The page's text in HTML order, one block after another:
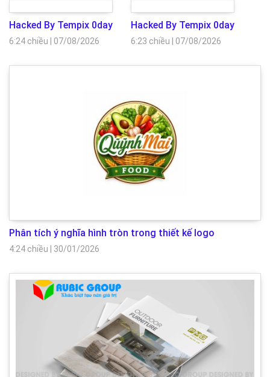
Hacked By Tempix 0day
6:24 chiều 07/08/2026
Hacked By Tempix 0day
6:23 chiều 07/08/2026
Phân tích ý nghĩa hình tròn trong thiết kế logo
4:24 chiều 30/01/2026